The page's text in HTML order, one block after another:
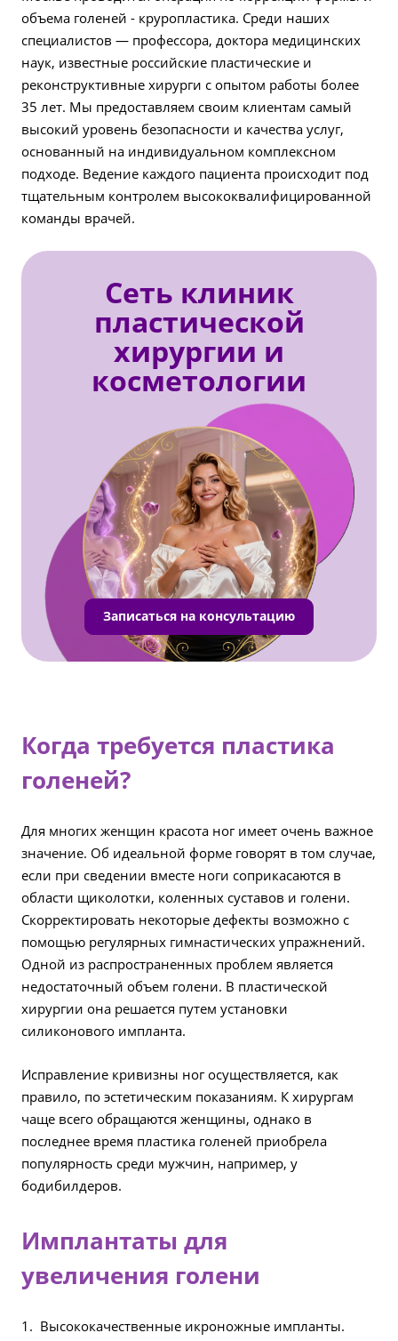
объема голеней - круропластика. Среди наших
специалистов — профессора, доктора медицинских
наук, известные российские пластические и
реконструктивные хирурги с опытом работы более
35 лет. Мы предоставляем своим клиентам самый
высокий уровень безопасности и качества услуг,
основанный на индивидуальном комплексном
подходе. Ведение каждого пациента происходит под
тщательным контролем высококвалифицированной
команды врачей.
Сеть клиник
пластической
хирургии и
косметологии
Записаться на консультацию
Когда требуется пластика
голеней?
Для многих женщин красота ног имеет очень важное
значение. Об идеальной форме говорят в том случае,
если при сведении вместе ноги соприкасаются в
области щиколотки, коленных суставов и голени.
Скорректировать некоторые дефекты возможно с
помощью регулярных гимнастических упражнений.
Одной из распространенных проблем является
недостаточный объем голени. В пластической
хирургии она решается путем установки
силиконового импланта.
Исправление кривизны ног осуществляется, как
правило, по эстетическим показаниям. К хирургам
чаще всего обращаются женщины, однако в
последнее время пластика голеней приобрела
популярность среди мужчин, например, у
бодибилдеров.
Имплантаты для
увеличения голени
Высококачественные икроножные импланты.